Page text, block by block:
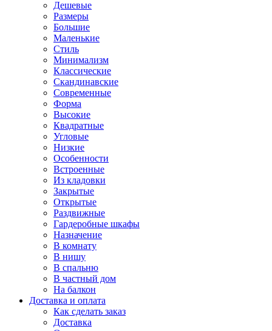
Дешевые
Размеры
Большие
Маленькие
Стиль
Минимализм
Классические
Скандинавские
Современные
Форма
Высокие
Квадратные
Угловые
Низкие
Особенности
Встроенные
Из кладовки
Закрытые
Открытые
Раздвижные
Гардеробные шкафы
Назначение
В комнату
В нишу
В спальню
В частный дом
На балкон
Доставка и оплата
Как сделать заказ
Доставка